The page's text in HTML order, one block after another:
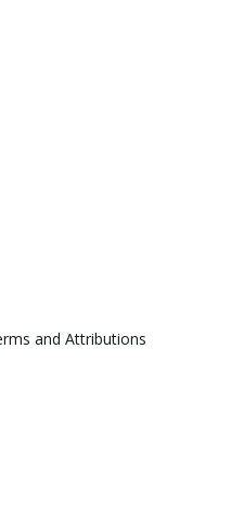
and Attributions